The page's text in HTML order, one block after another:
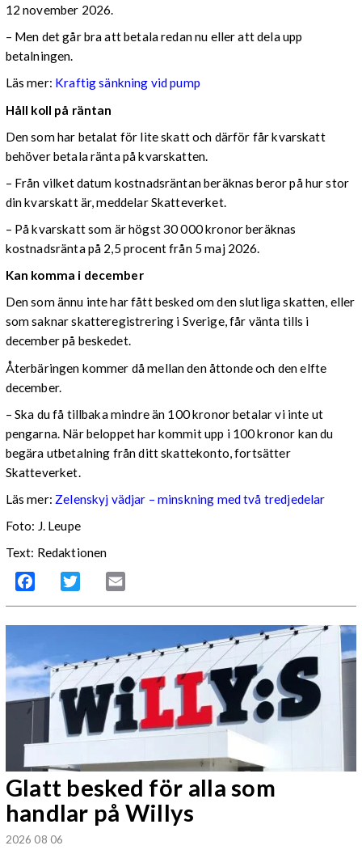
12 november 2026.
– Men det går bra att betala redan nu eller att dela upp
betalningen.
Läs mer: Kraftig sänkning vid pump
Håll koll på räntan
Den som har betalat för lite skatt och därför får kvarskatt
behöver betala ränta på kvarskatten.
– Från vilket datum kostnadsräntan beräknas beror på hur stor
din kvarskatt är, meddelar Skatteverket.
– På kvarskatt som är högst 30 000 kronor beräknas
kostnadsränta på 2,5 procent från 5 maj 2026.
Kan komma i december
Den som ännu inte har fått besked om den slutliga skatten, eller
som saknar skatteregistrering i Sverige, får vänta tills i
december på beskedet.
Återbäringen kommer då mellan den åttonde och den elfte
december.
– Ska du få tillbaka mindre än 100 kronor betalar vi inte ut
pengarna. När beloppet har kommit upp i 100 kronor kan du
begära utbetalning från ditt skattekonto, fortsätter
Skatteverket.
Läs mer: Zelenskyj vädjar – minskning med två tredjedelar
Foto: J. Leupe
Text: Redaktionen
Facebook Twitter
Glatt besked för alla som
handlar på Willys
2026 08 06